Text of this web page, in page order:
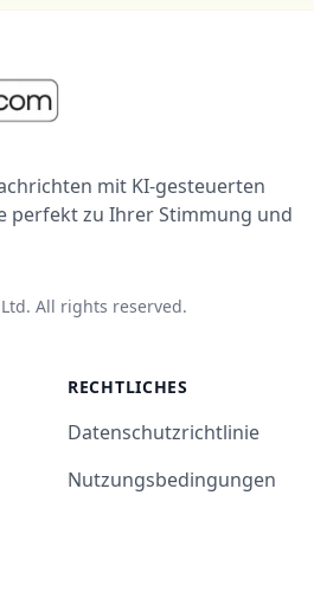
mit KI-gesteuerten
perfekt zu Ihrer Stimmung und
All rights reserved.
RECHTLICHES
Datenschutzrichtlinie
Nutzungsbedingungen